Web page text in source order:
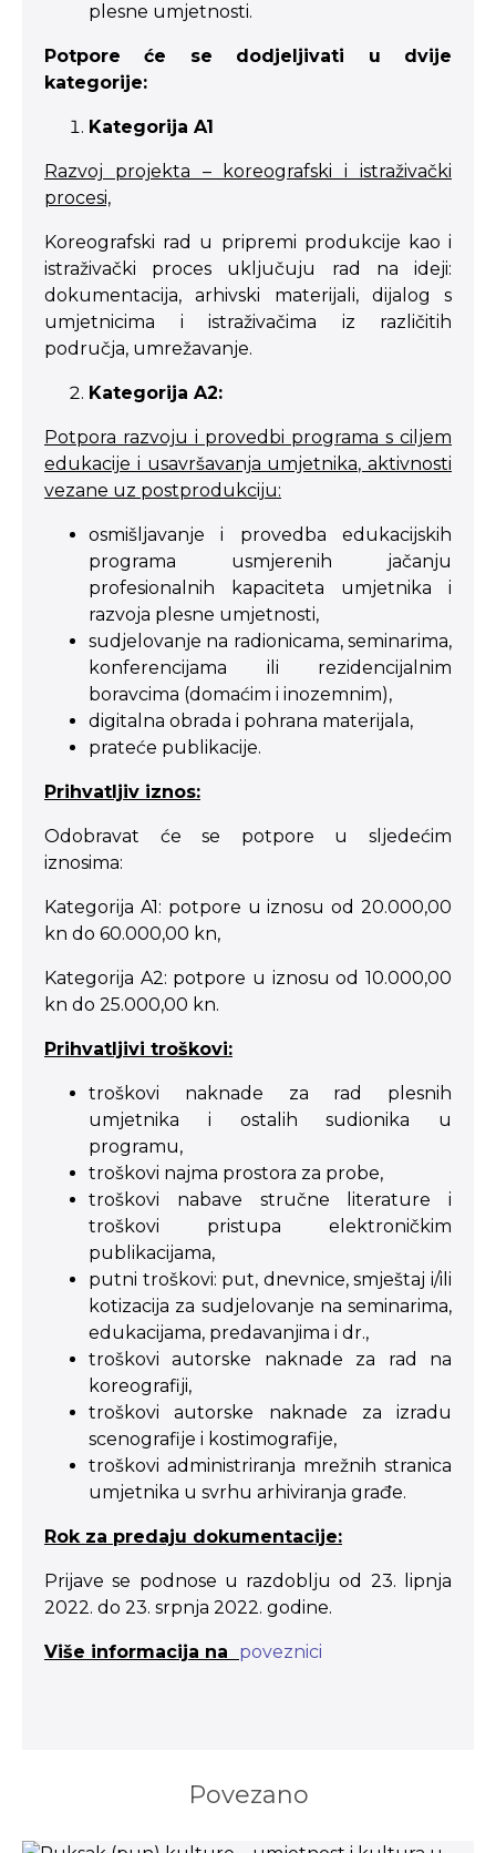
plesne umjetnosti.
Potpore će se dodjeljivati u dvije
kategorije:
Kategorija A1
Razvoj projekta – koreografski i istraživački
procesi,
Koreografski rad u pripremi produkcije kao i
istraživački proces uključuju rad na ideji:
dokumentacija, arhivski materijali, dijalog s
umjetnicima i istraživačima iz različitih
područja, umrežavanje.
Kategorija A2:
Potpora razvoju i provedbi programa s ciljem
edukacije i usavršavanja umjetnika, aktivnosti
vezane uz postprodukciju:
osmišljavanje i provedba edukacijskih
programa usmjerenih jačanju
profesionalnih kapaciteta umjetnika i
razvoja plesne umjetnosti,
sudjelovanje na radionicama, seminarima,
konferencijama ili rezidencijalnim
boravcima (domaćim i inozemnim),
digitalna obrada i pohrana materijala,
prateće publikacije.
Prihvatljiv iznos:
Odobravat će se potpore u sljedećim
iznosima:
Kategorija A1: potpore u iznosu od 20.000,00
kn do 60.000,00 kn,
Kategorija A2: potpore u iznosu od 10.000,00
kn do 25.000,00 kn.
Prihvatljivi troškovi:
troškovi naknade za rad plesnih
umjetnika i ostalih sudionika u
programu,
troškovi najma prostora za probe,
troškovi nabave stručne literature i
troškovi pristupa elektroničkim
publikacijama,
putni troškovi: put, dnevnice, smještaj i/ili
kotizacija za sudjelovanje na seminarima,
edukacijama, predavanjima i dr.,
troškovi autorske naknade za rad na
koreografiji,
troškovi autorske naknade za izradu
scenografije i kostimografije,
troškovi administriranja mrežnih stranica
umjetnika u svrhu arhiviranja građe.
Rok za predaju dokumentacije:
Prijave se podnose u razdoblju od 23. lipnja
2022. do 23. srpnja 2022. godine.
Više informacija na poveznici
Povezano